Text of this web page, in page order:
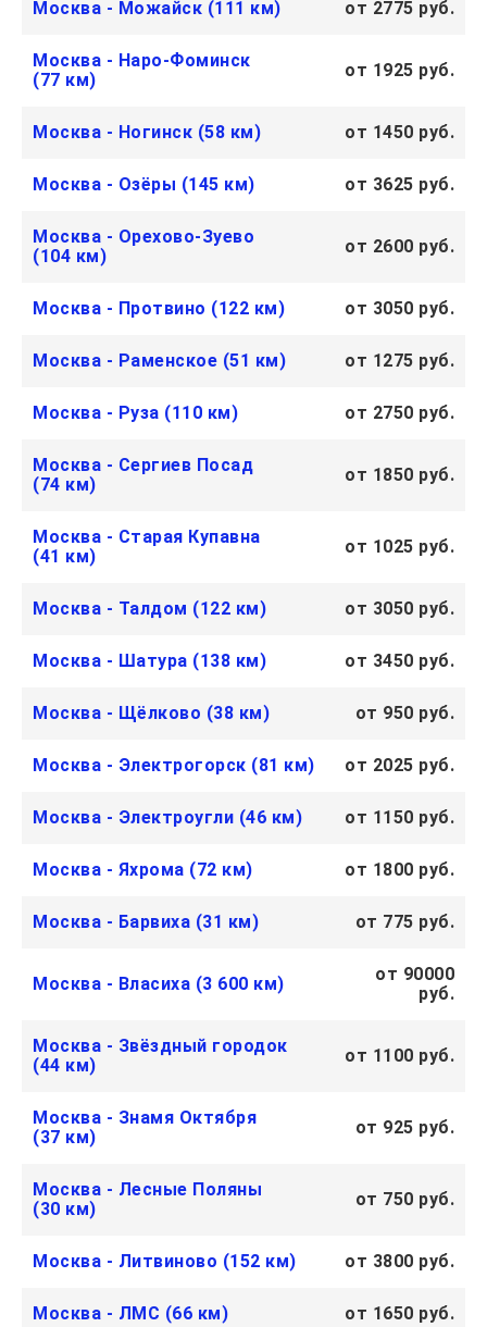
Москва - Можайск (111 км) от 2775 руб.
Москва - Наро-Фоминск
(77 км)
от 1925 руб.
Москва - Ногинск (58 км) от 1450 руб.
Москва - Озёры (145 км) от 3625 руб.
Москва - Орехово-Зуево
(104 км)
от 2600 руб.
Москва - Протвино (122 км) от 3050 руб.
Москва - Раменское (51 км) от 1275 руб.
Москва - Руза (110 км) от 2750 руб.
Москва - Сергиев Посад
(74 км)
от 1850 руб.
Москва - Старая Купавна
(41 км)
от 1025 руб.
Москва - Талдом (122 км) от 3050 руб.
Москва - Шатура (138 км) от 3450 руб.
Москва - Щёлково (38 км) от 950 руб.
Москва - Электрогорск (81 км) от 2025 руб.
Москва - Электроугли (46 км) от 1150 руб.
Москва - Яхрома (72 км) от 1800 руб.
Москва - Барвиха (31 км) от 775 руб.
Москва - Власиха (3 600 км)
от 90000
руб.
Москва - Звёздный городок
(44 км)
от 1100 руб.
Москва - Знамя Октября
(37 км)
от 925 руб.
Москва - Лесные Поляны
(30 км)
от 750 руб.
Москва - Литвиново (152 км) от 3800 руб.
Москва - ЛМС (66 км) от 1650 руб.